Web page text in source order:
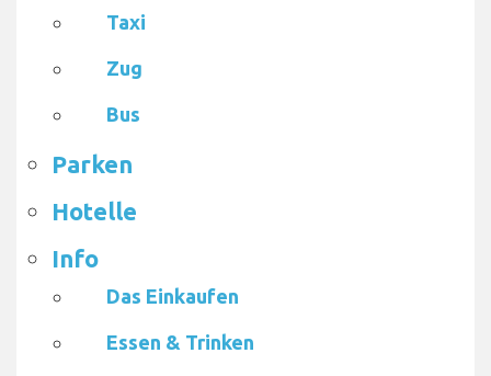
Taxi
Zug
Bus
Parken
Hotelle
Info
Das Einkaufen
Essen & Trinken